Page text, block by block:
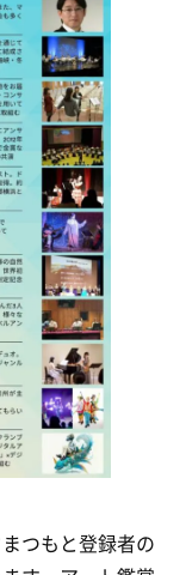
つもと登録者の